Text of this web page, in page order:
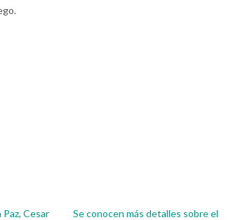
Cesar
Se conocen más detalles sobre el